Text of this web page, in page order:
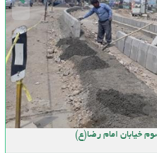
خیابان امام رضا(ع)